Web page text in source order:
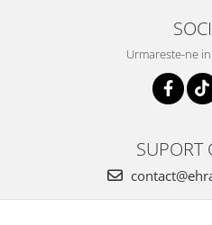
Urmareste-ne
SUPORT